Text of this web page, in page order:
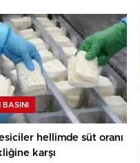
BASINI
hellimde süt oranı
karşı